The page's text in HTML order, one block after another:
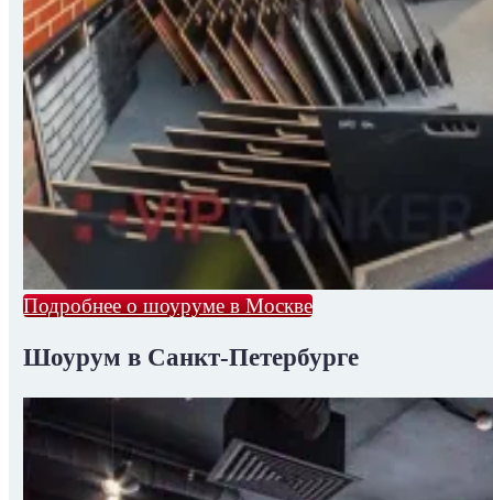
Подробнее о шоуруме в Москве
Шоурум в Санкт-Петербурге